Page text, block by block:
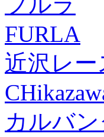
FURLA
近沢レー
カルバ